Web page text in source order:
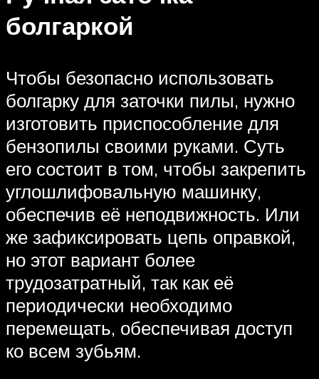
болгаркой
Чтобы безопасно использовать
болгарку для заточки пилы, нужно
изготовить приспособление для
бензопилы своими руками. Суть
его состоит в том, чтобы закрепить
углошлифовальную машинку,
обеспечив её неподвижность. Или
же зафиксировать цепь оправкой,
но этот вариант более
трудозатратный, так как её
периодически необходимо
перемещать, обеспечивая доступ
ко всем зубьям.